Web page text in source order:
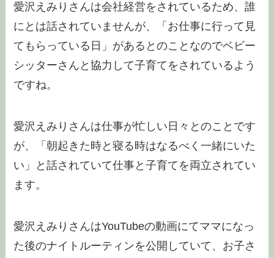
愛沢えみりさんは会社経営をされているため、誰
にとは話されていませんが、「お仕事に行って見
てもらっている日」があるとのことなのでベビー
シッターさんと協力して子育てをされているよう
ですね。
愛沢えみりさんは仕事が忙しい日々とのことです
が、「朝起きた時と寝る時はなるべく一緒にいた
い」と話されていて仕事と子育てを両立されてい
ます。
愛沢えみりさんはYouTubeの動画にてママになっ
た後のナイトルーティンを公開していて、お子さ